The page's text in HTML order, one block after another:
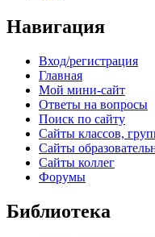
Навигация
Вход/регистрация
Главная
Мой мини-сайт
Ответы на вопросы
Поиск по сайту
Сайты классов,
Сайты
Сайты коллег
Форумы
Библиотека